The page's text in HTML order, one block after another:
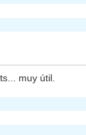
muy útil.